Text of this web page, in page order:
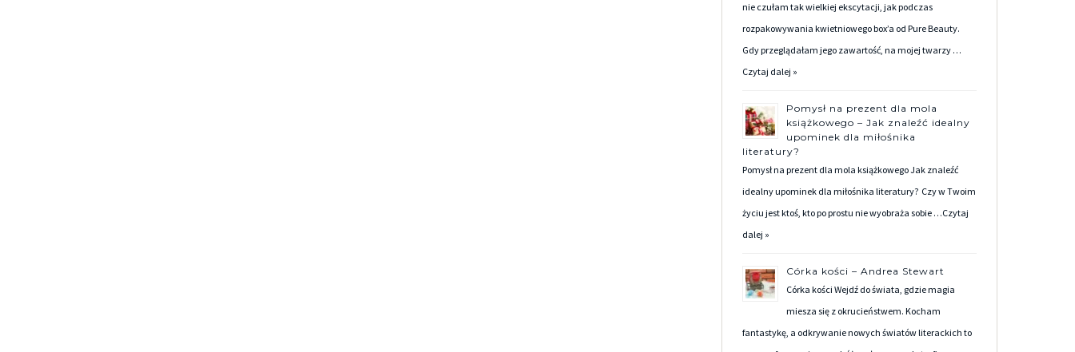
nie czułam tak wielkiej ekscytacji, jak podczas
rozpakowywania kwietniowego box’a od Pure Beauty.
Gdy przeglądałam jego zawartość, na mojej twarzy …
Czytaj dalej »
Pomysł na prezent dla mola
książkowego – Jak znaleźć idealny
upominek dla miłośnika
literatury?
Pomysł na prezent dla mola książkowego Jak znaleźć
idealny upominek dla miłośnika literatury? Czy w Twoim
życiu jest ktoś, kto po prostu nie wyobraża sobie …Czytaj
dalej »
Córka kości – Andrea Stewart
Córka kości Wejdź do świata, gdzie magia
miesza się z okrucieństwem. Kocham
fantastykę, a odkrywanie nowych światów literackich to